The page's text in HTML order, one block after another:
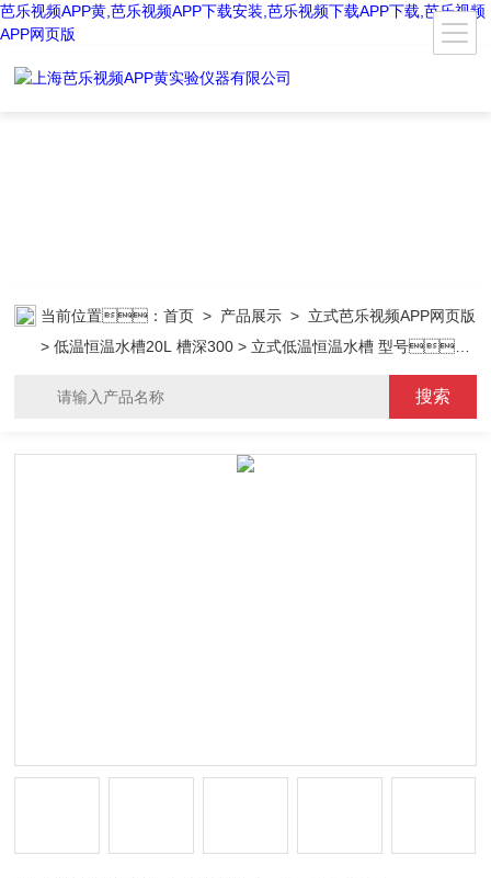
芭乐视频APP黄,芭乐视频APP下载安装,芭乐视频下载APP下载,芭乐视频
APP网页版
当前位置：首页 > 产品展示 > 立式芭乐视频APP网页版
>低温恒温水槽20L 槽深300 > 立式低温恒温水槽 型号：